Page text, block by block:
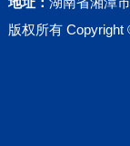
版权所有